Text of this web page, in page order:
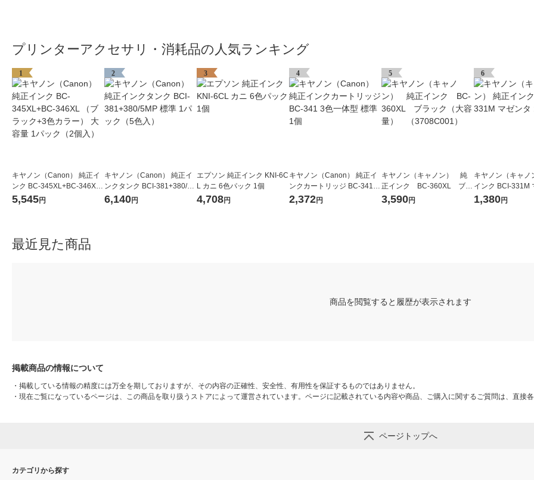
プリンターアクセサリ・消耗品の人気ランキング
1
キヤノン（Canon） 純正イ
ンク BC-345XL+BC-346XL
（ブラック+3色カラー） 大
5,545円
2
キヤノン（Canon） 純正イ
ンクタンク BCI-381+380/5
MP 標準 1パック（5色入）
6,140円
3
エプソン 純正インク KNI-6C
L カニ 6色パック 1個
4,708円
4
キヤノン（Canon） 純正イ
ンクカートリッジ BC-341 3
色一体型 標準 1個
2,372円
5
キヤノン（キャノン） 純
正インク BC-360XL ブラ
ック（大容量） （3708C0
3,590円
6
キヤノン（キャノ
インク BCI-331M
個
1,380円
最近見た商品
商品を閲覧すると履歴が表示されます
掲載商品の情報について
・ 掲載している情報の精度には万全を期しておりますが、その内容の正確性、安全性、有用性を保証するものではありません。
・ 現在ご覧になっているページは、この商品を取り扱うストアによって運営されています。ページに記載されている内容や商品、ご購入に関するご質問は、直接
ページトップへ
カテゴリから探す